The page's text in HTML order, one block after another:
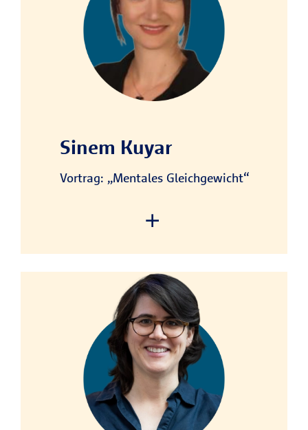
This content is not permitted
to load due to trackers that
are not disclosed to the visitor.
The website owner needs to
setup the site with their CMP
Usercentrics Consent
Management Platform
Sinem Kuyar
Vortrag: „Mentales Gleichgewicht“
We need your consent to
load the service!
This content is not permitted
to load due to trackers that
are not disclosed to the visitor.
The website owner needs to